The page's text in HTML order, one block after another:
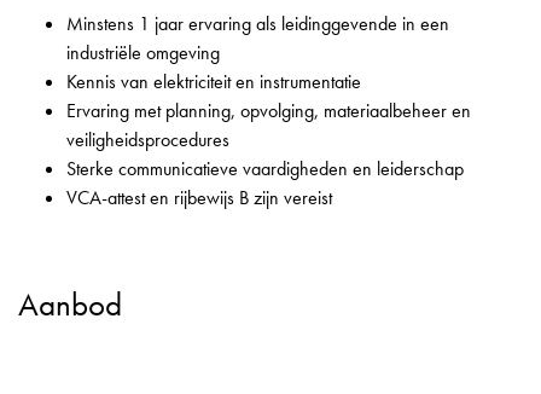
Minstens 1 jaar ervaring als leidinggevende in een
industriële omgeving
Kennis van elektriciteit en instrumentatie
Ervaring met planning, opvolging, materiaalbeheer en
veiligheidsprocedures
Sterke communicatieve vaardigheden en leiderschap
VCA-attest en rijbewijs B zijn vereist
Aanbod